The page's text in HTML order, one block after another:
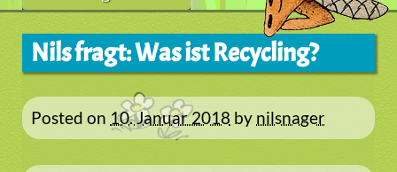
Nils fragt: Was ist Recycling?
Posted on 10. Januar 2018 by nilsnager